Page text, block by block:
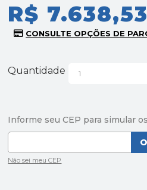
R$ 7.638,53
Quantidade